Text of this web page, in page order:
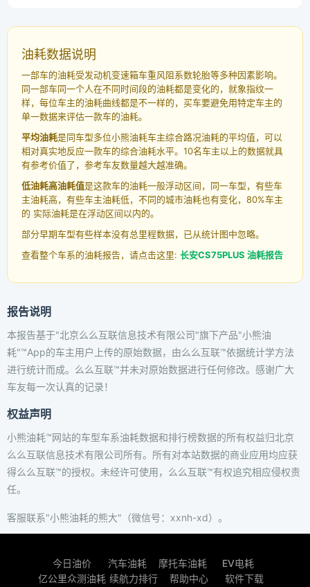
油耗数据说明
一部车的油耗受发动机变速箱车重风阻系数轮胎等多种因素影响。
同一部车同一个人在不同时间段的油耗都是变化的，就象指纹一
样，每位车主的油耗曲线都是不一样的，买车要避免用特定车主的
单一数据来评估一款车的油耗。
平均油耗是同车型多位小熊油耗车主综合路况油耗的平均值，可以
相对真实地反应一款车的综合油耗水平。10名车主以上的数据就具
有参考价值了，参考车友数量越大越准确。
低油耗高油耗值是这款车的油耗一般浮动区间，同一车型，有些车
主油耗高，有些车主油耗低，不同的城市油耗也有变化，80%车主
的 实际油耗是在浮动区间以内的。
部分早期车型有些样本没有总里程数据，已从统计图中忽略。
查看整个车系的油耗报告，请点击这里: 长安CS75PLUS 油耗报告
报告说明
本报告基于"北京么么互联信息技术有限公司"旗下产品"小熊油
耗"™App的车主用户上传的原始数据，由么么互联™依据统计学方法
进行统计而成。么么互联™并未对原始数据进行任何修改。感谢广大
车友每一次认真的记录！
权益声明
小熊油耗™网站的车型车系油耗数据和排行榜数据的所有权益归北京
么么互联信息技术有限公司所有。所有对本站数据的商业应用均应获
得么么互联™的授权。未经许可使用，么么互联™有权追究相应侵权责
任。
客服联系"小熊油耗的熊大"（微信号：xxnh-xd）。
今日油价 汽车油耗 摩托车油耗
EV电耗
亿公里众测油耗 续航力排行 帮助中心 软件下载